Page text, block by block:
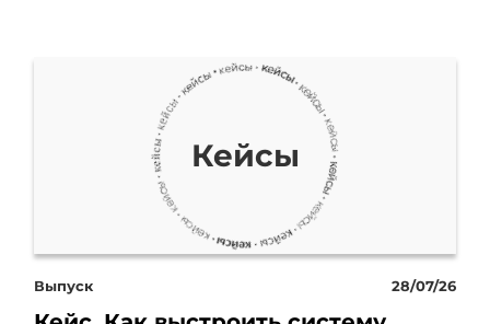
напрямую. При этом, по
статистике, именно
рецептурные препараты
дают более высокую
конверсию и средний
чек. Получается парадокс.
Кейсы
Выпуск 28/07/26